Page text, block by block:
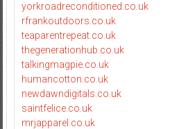
yorkroadreconditioned.co.uk
rfrankoutdoors.co.uk
teaparentrepeat.co.uk
thegenerationhub.co.uk
talkingmagpie.co.uk
humancotton.co.uk
newdawndigitals.co.uk
saintfelice.co.uk
mrjapparel.co.uk